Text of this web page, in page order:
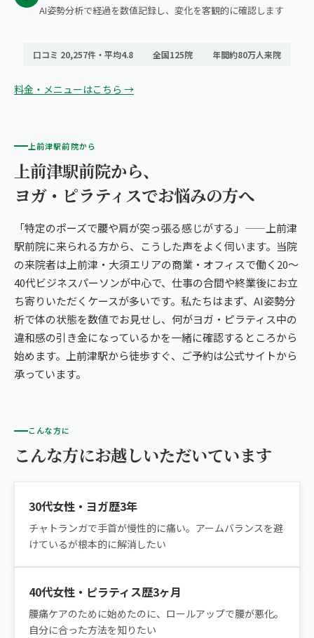
AI姿勢分析で経過を数値記録し、変化を客観的に確認します
口コミ 20,257件・平均4.8 全国125院 年間約80万人来院
料金・メニューはこちら →
上前津駅前院から
上前津駅前院から、
ヨガ・ピラティスでお悩みの方へ
「特定のポーズで腰や肩が突っ張る感じがする」——上前津
駅前院に来られる方から、こうした声をよく伺います。当院
の来院者は上前津・大須エリアの商業・オフィスで働く20〜
40代ビジネスパーソンが中心で、仕事の合間や終業後にお立
ち寄りいただくケースが多いです。私たちはまず、AI姿勢分
析で体の状態を数値でお見せし、何がヨガ・ピラティス中の
違和感の引き金になっているかを一緒に確認するところから
始めます。上前津駅から徒歩すぐ、ご予約は公式サイトから
承っています。
こんな方に
こんな方にお越しいただいています
30代女性・ヨガ歴3年
チャトランガで手首が慢性的に痛い。アームバランスを避
けているが根本的に解消したい
40代女性・ピラティス歴3ヶ月
腰痛ケアのために始めたのに、ロールアップで腰が悪化。
自分に合った方法を知りたい